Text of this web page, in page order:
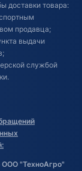
доставки товара:
продавца;
выдачи
службой
ООО "ТехноАгро"